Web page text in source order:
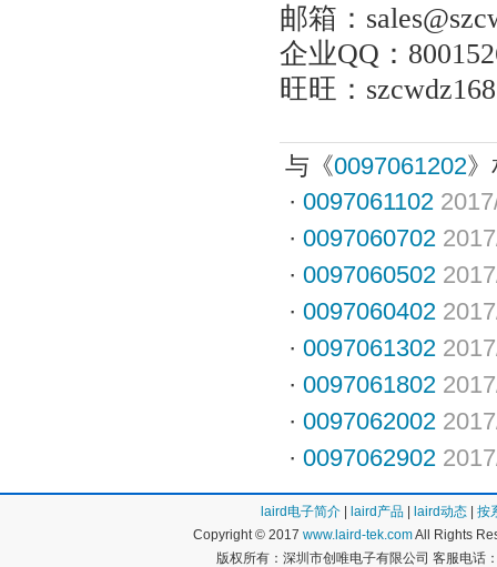
邮箱：
企业QQ ：
旺旺：
与《0097061202
· 0097061102
· 0097060702
· 0097060502
· 0097060402
· 0097061302
· 0097061802
· 0097062002
· 0097062902
laird电子简介 laird产品 laird动态
按
Copyright © 2017 www.laird-tek.comAll Rights
版权所有：深圳市创唯电子有限公司 客服电话